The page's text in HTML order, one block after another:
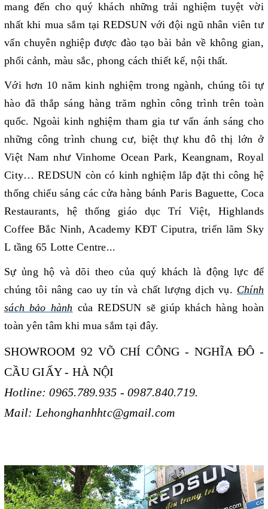
mang đến cho quý khách những trải nghiệm tuyệt vời
nhất khi mua sắm tại REDSUN với đội ngũ nhân viên tư
vấn chuyên nghiệp được đào tạo bài bản về không gian,
phối cảnh, màu sắc, phong cách thiết kế, nội thất.
Với hơn 10 năm kinh nghiệm trong ngành, chúng tôi tự
hào đã thắp sáng hàng trăm nghìn công trình trên toàn
quốc. Ngoài kinh nghiệm tham gia tư vấn ánh sáng cho
những công trình chung cư, biệt thự khu đô thị lớn ở
Việt Nam như Vinhome Ocean Park, Keangnam, Royal
City… REDSUN còn có kinh nghiệm lắp đặt thi công hệ
thống chiếu sáng các cửa hàng bánh Paris Baguette, Coca
Restaurants, hệ thống giáo dục Trí Việt, Highlands
Coffee Bắc Ninh, Academy KĐT Ciputra, triển lãm Sky
L tầng 65 Lotte Centre...
Sự ủng hộ và dõi theo của quý khách là động lực để
chúng tôi nâng cao uy tín và chất lượng dịch vụ. Chính
sách bảo hành của REDSUN sẽ giúp khách hàng hoàn
toàn yên tâm khi mua sắm tại đây.
SHOWROOM 92 VÕ CHÍ CÔNG - NGHĨA ĐÔ -
CẦU GIẤY - HÀ NỘI
Hotline: 0965.789.935 - 0987.840.719.
Mail: Lehonghanhhtc@gmail.com